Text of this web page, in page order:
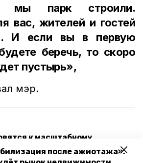
после ажиотажа»:
мы парк строили.
вас, жителей и гостей
И если вы в первую
беречь, то скоро
пустырь»,
мэр.
к масштабному
парка